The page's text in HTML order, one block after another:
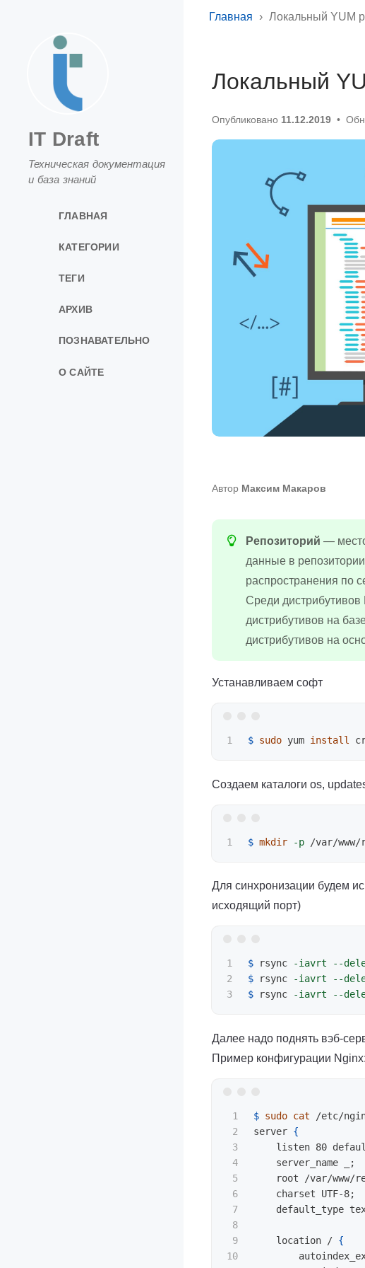
IT Draft
Техническая документация
и база знаний
ГЛАВНАЯ
КАТЕГОРИИ
ТЕГИ
АРХИВ
ПОЗНАВАТЕЛЬНО
О САЙТЕ
Главная Локальный YUM
Локальный
Опубликовано 11.12.2019
Автор Максим Макаров
Репозиторий —
данные в
распространения по
Среди
дистрибутивов на
дистрибутивов на
Устанавливаем софт
$ sudo yum install
Создаем каталоги os,
$ mkdir -p /var/
Для синхронизации будем
исходящий порт)
1
2
$ rsync -iavrt --
$
rsync -iavrt --
$
rsync -iavrt --
Далее надо поднять вэб-
Пример конфигурации Nginx:
1
2
3
4
5
6
7
8
9
10
$ sudo cat /etc/
server {
listen 80
    server_name _
;
root /var/www/
    charset UTF-8
;
default_type
    location /
{